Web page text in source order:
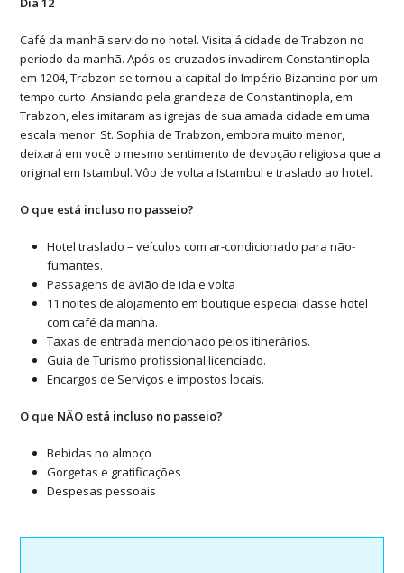
Café da manhã servido no hotel. Visita á cidade de Trabzon no
período da manhã. Após os cruzados invadirem Constantinopla
em 1204, Trabzon se tornou a capital do Império Bizantino por um
tempo curto. Ansiando pela grandeza de Constantinopla, em
Trabzon, eles imitaram as igrejas de sua amada cidade em uma
escala menor. St. Sophia de Trabzon, embora muito menor,
deixará em você o mesmo sentimento de devoção religiosa que a
original em Istambul. Vôo de volta a Istambul e traslado ao hotel.
O que está incluso no passeio?
Hotel traslado – veículos com ar-condicionado para não-
fumantes.
Passagens de avião de ida e volta
11 noites de alojamento em boutique especial classe hotel
com café da manhã.
Taxas de entrada mencionado pelos itinerários.
Guia de Turismo profissional licenciado.
Encargos de Serviços e impostos locais.
O que NÃO está incluso no passeio?
Bebidas no almoço
Gorgetas e gratificações
Despesas pessoais